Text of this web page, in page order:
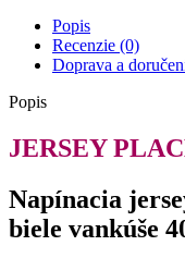
Popis
Recenzie (0)
Doprava a
Popis
JERSEY
Napínacia
biele vankúše